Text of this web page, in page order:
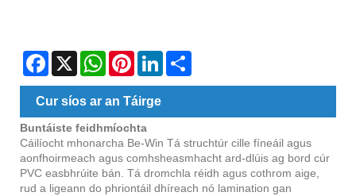
Facebook
X WhatsAppPinterestLinkedIn
Cur síos ar an Táirge
Buntáiste feidhmíochta
Cáilíocht mhonarcha Be-Win Tá struchtúr cille fíneáil agus
aonfhoirmeach agus comhsheasmhacht ard-dlúis ag bord cúr
PVC easbhrúite bán. Tá dromchla réidh agus cothrom aige,
rud a ligeann do phriontáil dhíreach nó lamination gan